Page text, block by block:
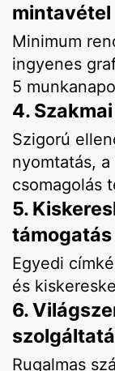
mintavétel
Minimum
ingyenes
5
4.
Szigorú
nyomtatás,
csomagolás
5.
támogatás
Egyedi
és
6.
Rugalmas